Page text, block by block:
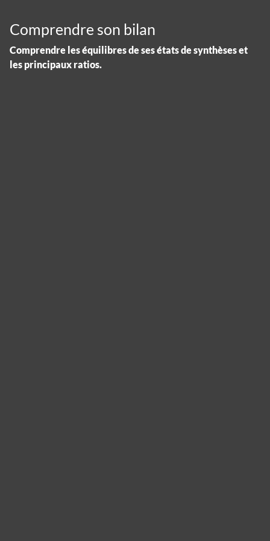
Comprendre son bilan
Comprendre les équilibres de ses états de synthèses et
les principaux ratios.